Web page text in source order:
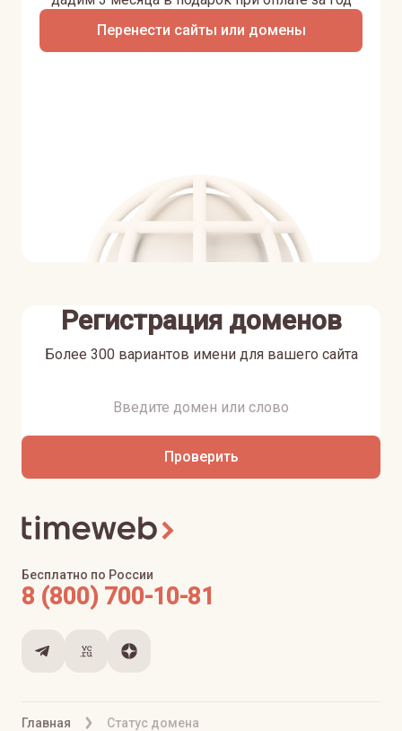
Перенести сайты или домены
Регистрация доменов
Более 300 вариантов имени для вашего сайта
Проверить
Главная Статус домена
Бесплатно по России
8 (800) 700-10-81